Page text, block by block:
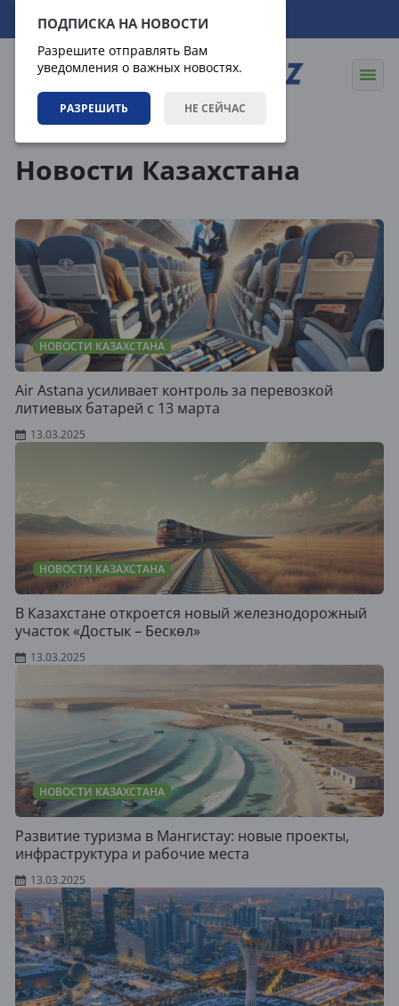
ПОДПИСКА НА НОВОСТИ
Разрешите отправлять Вам
уведомления о важных новостях.
РАЗРЕШИТЬ НЕ СЕЙЧАС
08.08.2026 17:17:36
Новости Казахстана
НОВОСТИ КАЗАХСТАНА
Air Astana усиливает контроль за перевозкой
литиевых батарей с 13 марта
13.03.2025
НОВОСТИ КАЗАХСТАНА
В Казахстане откроется новый железнодорожный
участок «Достык – Бескөл»
13.03.2025
НОВОСТИ КАЗАХСТАНА
Развитие туризма в Мангистау: новые проекты,
инфраструктура и рабочие места
13.03.2025